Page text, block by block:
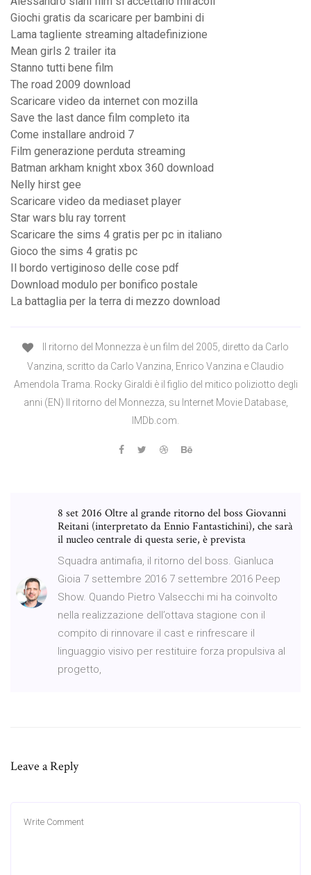
Giochi gratis da scaricare per bambini di
Lama tagliente streaming altadefinizione
Mean girls 2 trailer ita
Stanno tutti bene film
The road 2009 download
Scaricare video da internet con mozilla
Save the last dance film completo ita
Come installare android 7
Film generazione perduta streaming
Batman arkham knight xbox 360 download
Nelly hirst gee
Scaricare video da mediaset player
Star wars blu ray torrent
Scaricare the sims 4 gratis per pc in italiano
Gioco the sims 4 gratis pc
Il bordo vertiginoso delle cose pdf
Download modulo per bonifico postale
La battaglia per la terra di mezzo download
Il ritorno del Monnezza è un film del 2005, diretto da Carlo
Vanzina, scritto da Carlo Vanzina, Enrico Vanzina e Claudio
Amendola Trama. Rocky Giraldi è il figlio del mitico poliziotto degli
anni (EN) Il ritorno del Monnezza, su Internet Movie Database,
IMDb.com.
8 set 2016 Oltre al grande ritorno del boss Giovanni
Reitani (interpretato da Ennio Fantastichini), che sarà
il nucleo centrale di questa serie, è prevista
Squadra antimafia, il ritorno del boss. Gianluca
Gioia 7 settembre 2016 7 settembre 2016 Peep
Show. Quando Pietro Valsecchi mi ha coinvolto
nella realizzazione dell’ottava stagione con il
compito di rinnovare il cast e rinfrescare il
linguaggio visivo per restituire forza propulsiva al
progetto,
Leave a Reply